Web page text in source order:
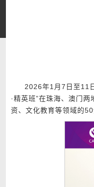
2026年1月7日至11
·精英班”在珠海、澳门
资、文化教育等领域的